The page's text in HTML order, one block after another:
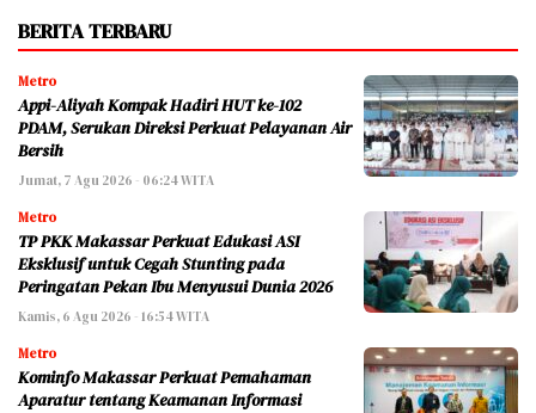
BERITA TERBARU
Metro
Appi-Aliyah Kompak Hadiri HUT ke-102
PDAM, Serukan Direksi Perkuat Pelayanan Air
Bersih
Jumat, 7 Agu 2026 - 06:24 WITA
Metro
TP PKK Makassar Perkuat Edukasi ASI
Eksklusif untuk Cegah Stunting pada
Peringatan Pekan Ibu Menyusui Dunia 2026
Kamis, 6 Agu 2026 - 16:54 WITA
Metro
Kominfo Makassar Perkuat Pemahaman
Aparatur tentang Keamanan Informasi